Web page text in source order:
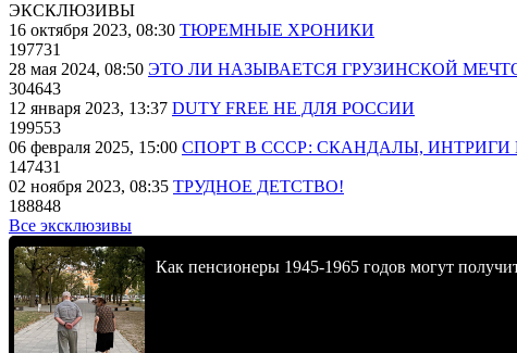
ЭКСКЛЮЗИВЫ
16 октября 2023, 08:30 ТЮРЕМНЫЕ ХРОНИКИ
197731
28 мая 2024, 08:50 ЭТО ЛИ НАЗЫВАЕТСЯ ГРУЗИНСКОЙ
304643
12 января 2023, 13:37 DUTY FREE НЕ ДЛЯ РОССИИ
199553
06 февраля 2025, 15:00 СПОРТ В СССР: СКАНДАЛЫ, ИНТРИГИ
147431
02 ноября 2023, 08:35 ТРУДНОЕ ДЕТСТВО!
188848
Все эксклюзивы
Как пенсионеры 1945-1965 годов могут